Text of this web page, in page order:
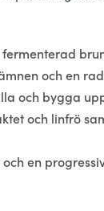
och en
och bygga
och linfrö
en